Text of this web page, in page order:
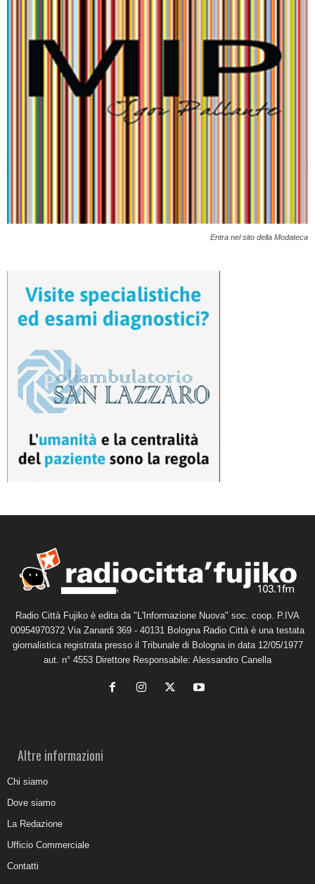
Entra nel sito della Modateca
Radio Città Fujiko è edita da "L'Informazione Nuova" soc. coop. P.IVA
00954970372 Via Zanardi 369 - 40131 Bologna Radio Città è una testata
giornalistica registrata presso il Tribunale di Bologna in data 12/05/1977
aut. n° 4553 Direttore Responsabile: Alessandro Canella
Altre informazioni
Chi siamo
Dove siamo
La Redazione
Ufficio Commerciale
Contatti